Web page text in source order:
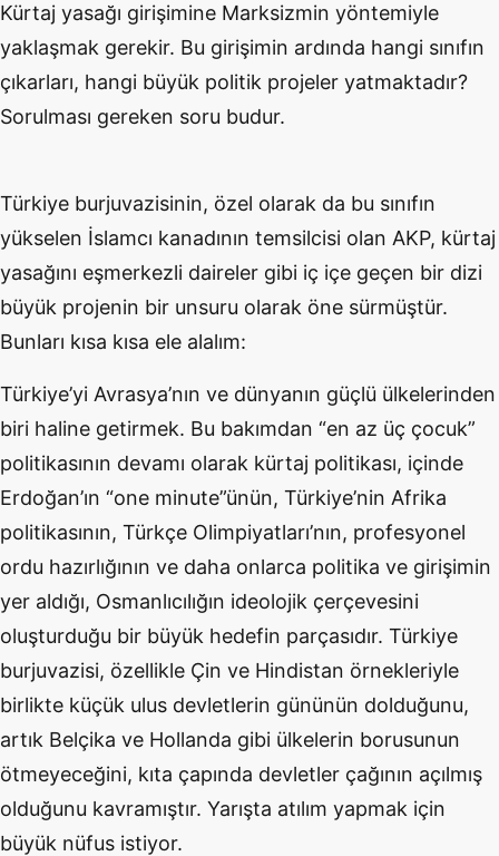
Kürtaj yasağı girişimine Marksizmin yöntemiyle
yaklaşmak gerekir. Bu girişimin ardında hangi sınıfın
çıkarları, hangi büyük politik projeler yatmaktadır?
Sorulması gereken soru budur.
Türkiye burjuvazisinin, özel olarak da bu sınıfın
yükselen İslamcı kanadının temsilcisi olan AKP, kürtaj
yasağını eşmerkezli daireler gibi iç içe geçen bir dizi
büyük projenin bir unsuru olarak öne sürmüştür.
Bunları kısa kısa ele alalım:
Türkiye’yi Avrasya’nın ve dünyanın güçlü ülkelerinden
biri haline getirmek. Bu bakımdan “en az üç çocuk”
politikasının devamı olarak kürtaj politikası, içinde
Erdoğan’ın “one minute”ünün, Türkiye’nin Afrika
politikasının, Türkçe Olimpiyatları’nın, profesyonel
ordu hazırlığının ve daha onlarca politika ve girişimin
yer aldığı, Osmanlıcılığın ideolojik çerçevesini
oluşturduğu bir büyük hedefin parçasıdır. Türkiye
burjuvazisi, özellikle Çin ve Hindistan örnekleriyle
birlikte küçük ulus devletlerin gününün dolduğunu,
artık Belçika ve Hollanda gibi ülkelerin borusunun
ötmeyeceğini, kıta çapında devletler çağının açılmış
olduğunu kavramıştır. Yarışta atılım yapmak için
büyük nüfus istiyor.